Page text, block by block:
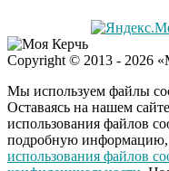
Copyright © 2013 - 2026
Мы используем файлы
Оставаясь на нашем
использования файлов
подробную информацию,
использования файлов